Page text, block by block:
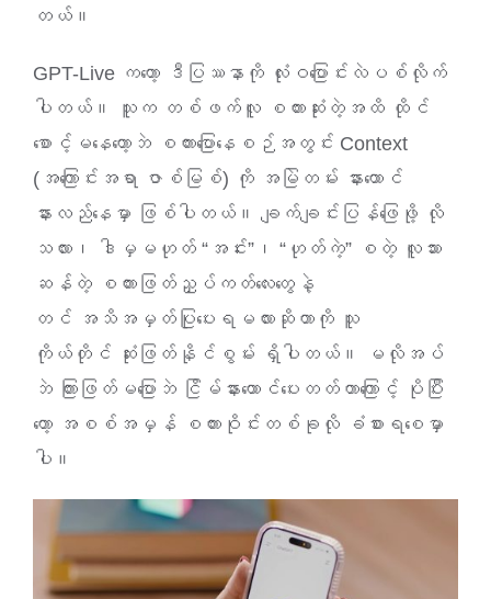
တယ်။
GPT-Live ကတော့ ဒီပြဿနာကို လုံးဝပြောင်းလဲပစ်လိုက်
ပါတယ်။ သူက တစ်ဖက်လူ စကားဆုံးတဲ့အထိ ထိုင်
စောင့်မနေတော့ဘဲ စကားပြောနေစဉ်အတွင်း Context
(အကြောင်းအရာ ဇာစ်မြစ်) ကို အမြဲတမ်း နားထောင်
နားလည်နေမှာ ဖြစ်ပါတယ်။ ချက်ချင်းပြန်ဖြေဖို့ လို
သလား၊ ဒါမှမဟုတ် “အင်းးး”၊ “ဟုတ်ကဲ့” စတဲ့ လူသား
ဆန်တဲ့ စကားဖြတ်ညှပ်ကတ်လေးတွေနဲ့
တင် အသိအမှတ်ပြုပေးရမလားဆိုတာကို သူ
ကိုယ်တိုင် ဆုံးဖြတ်နိုင်စွမ်း ရှိပါတယ်။ မလိုအပ်
ဘဲ ကြားဖြတ်မပြောဘဲ ငြိမ်နားထောင်ပေးတတ်တာကြောင့် ပိုပြီး
တော့ အစစ်အမှန် စကားဝိုင်းတစ်ခုလို ခံစားရစေမှာ
ပါ။